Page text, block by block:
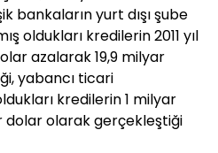
bankaların yurt dışı şube
oldukları kredilerin 2011 yıl
azalarak 19,9 milyar
yabancı ticari
kredilerin 1 milyar
dolar olarak gerçekleştiği